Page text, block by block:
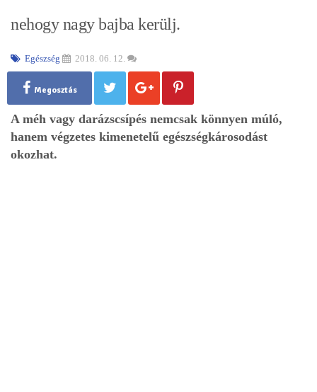
nehogy nagy bajba kerülj.
Egészség 2018. 06. 12.
Megosztás
A méh vagy darázscsípés nemcsak könnyen múló,
hanem végzetes kimenetelű egészségkárosodást
okozhat.